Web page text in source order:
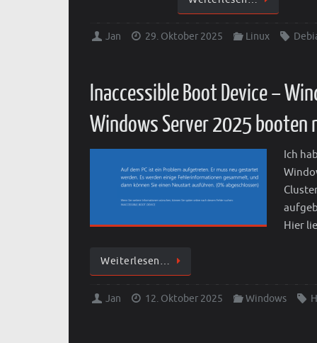
Jan 29. Oktober 2025 Linux
Inaccessible Boot Device –
Windows Server 2025 booten
Ich
Hier
Weiterlesen…
Jan 12. Oktober 2025 Windows